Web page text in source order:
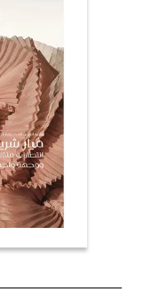
عروس سيدتي